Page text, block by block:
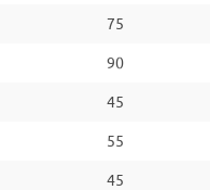
75
90
45
55
45